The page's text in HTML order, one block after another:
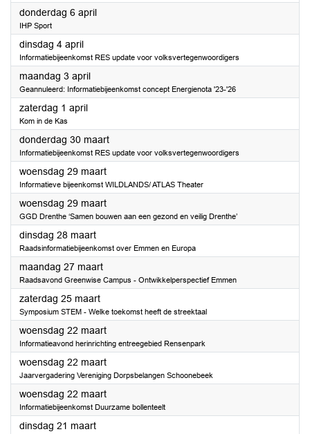
donderdag 6 april2023
IHP Sport
dinsdag 4 april2023
Informatiebijeenkomst RES update voor volksvertegenwoordigers
maandag 3 april2023
Geannuleerd: Informatiebijeenkomst concept Energienota '23-'26
zaterdag 1 april2023
Kom in de Kas
donderdag 30 maart2023
Informatiebijeenkomst RES update voor volksvertegenwoordigers
woensdag 29 maart2023
Informatieve bijeenkomst WILDLANDS/ ATLAS Theater
woensdag 29 maart2023
GGD Drenthe ‘Samen bouwen aan een gezond en veilig Drenthe’
dinsdag 28 maart2023
Raadsinformatiebijeenkomst over Emmen en Europa
maandag 27 maart2023
Raadsavond Greenwise Campus - Ontwikkelperspectief Emmen
zaterdag 25 maart2023
Symposium STEM - Welke toekomst heeft de streektaal
woensdag 22 maart2023
Informatieavond herinrichting entreegebied Rensenpark
woensdag 22 maart2023
Jaarvergadering Vereniging Dorpsbelangen Schoonebeek
woensdag 22 maart2023
Informatiebijeenkomst Duurzame bollenteelt
dinsdag 21 maart2023